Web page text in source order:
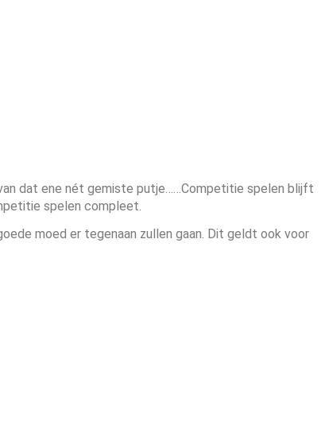
dat ene nét gemiste putje……Competitie spelen blijft
spelen compleet.
moed er tegenaan zullen gaan. Dit geldt ook voor